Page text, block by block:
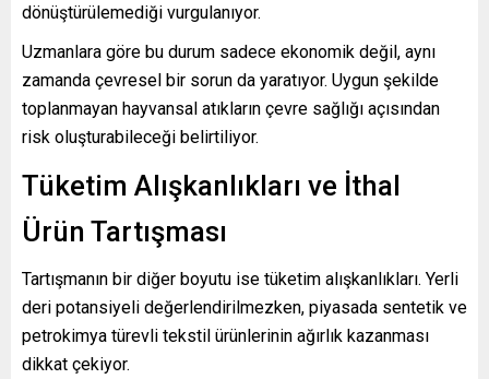
dönüştürülemediği vurgulanıyor.
Uzmanlara göre bu durum sadece ekonomik değil, aynı
zamanda çevresel bir sorun da yaratıyor. Uygun şekilde
toplanmayan hayvansal atıkların çevre sağlığı açısından
risk oluşturabileceği belirtiliyor.
Tüketim Alışkanlıkları ve İthal
Ürün Tartışması
Tartışmanın bir diğer boyutu ise tüketim alışkanlıkları. Yerli
deri potansiyeli değerlendirilmezken, piyasada sentetik ve
petrokimya türevli tekstil ürünlerinin ağırlık kazanması
dikkat çekiyor.